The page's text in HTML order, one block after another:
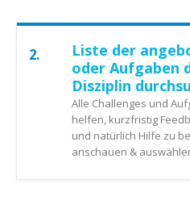
2.
Liste der
oder Aufgaben
Disziplin
Alle Challenges und
helfen, kurzfristig
und natürlich Hilfe zu
anschauen &